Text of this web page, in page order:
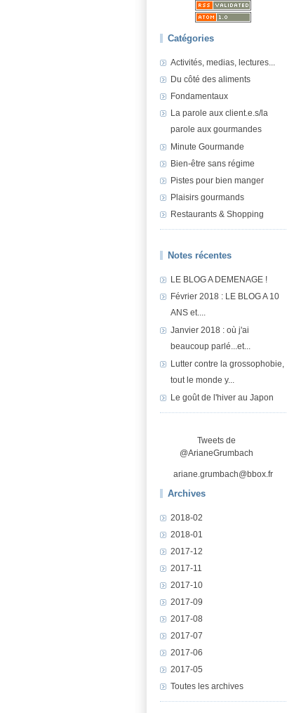
Catégories
Activités, medias, lectures...
Du côté des aliments
Fondamentaux
La parole aux client.e.s/la
parole aux gourmandes
Minute Gourmande
Bien-être sans régime
Pistes pour bien manger
Plaisirs gourmands
Restaurants & Shopping
Notes récentes
LE BLOG A DEMENAGE !
Février 2018 : LE BLOG A 10
ANS et....
Janvier 2018 : où j'ai
beaucoup parlé...et...
Lutter contre la grossophobie,
tout le monde y...
Le goût de l'hiver au Japon
Tweets de
@ArianeGrumbach
ariane.grumbach@bbox.fr
Archives
2018-02
2018-01
2017-12
2017-11
2017-10
2017-09
2017-08
2017-07
2017-06
2017-05
Toutes les archives